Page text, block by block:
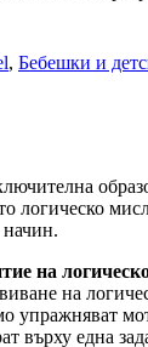
, Бебешки и
логическо
начин.
на
на
упражняват
върху една